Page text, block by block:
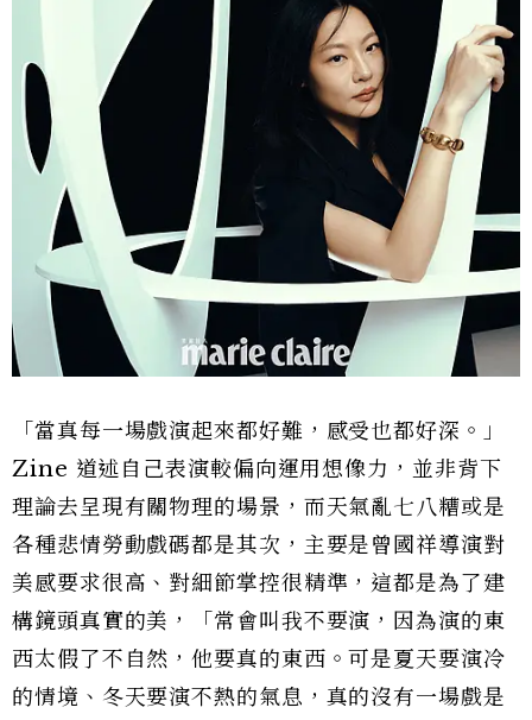
「當真每一場戲演起來都好難，感受也都好深。」
Zine 道述自己表演較偏向運用想像力，並非背下
理論去呈現有關物理的場景，而天氣亂七八糟或是
各種悲情勞動戲碼都是其次，主要是曾國祥導演對
美感要求很高、對細節掌控很精準，這都是為了建
構鏡頭真實的美，「常會叫我不要演，因為演的東
西太假了不自然，他要真的東西。可是夏天要演冷
的情境、冬天要演不熱的氣息，真的沒有一場戲是